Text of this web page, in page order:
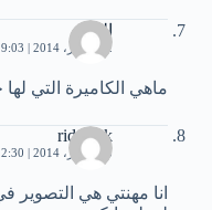
الزوي
22 فبراير، 2014 | 9:03 ص
ماهي الكاميرة التي
rida bsk
23 فبراير، 2014 | 12:30 ص
انا مهنتي هي التصوير